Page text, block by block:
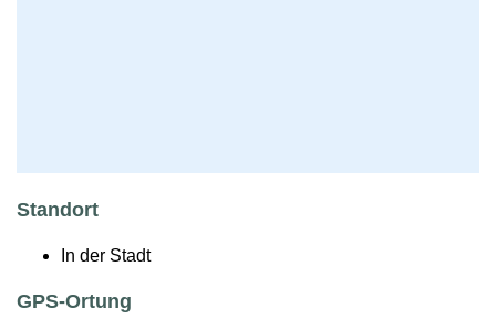
Standort
In der Stadt
GPS-Ortung